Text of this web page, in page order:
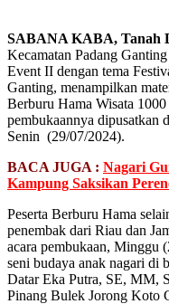
SABANA KABA, Tanah
Kecamatan Padang
Event II dengan tema
Ganting, menampilkan
Berburu Hama Wisata
pembukaannya dipusatkan
Senin (29/07/2024).
BACA JUGA : Nagari
Kampung Saksikan
Peserta Berburu Hama
penembak dari Riau dan
acara pembukaan, Minggu
seni budaya anak nagari di
Datar Eka Putra, SE, MM,
Pinang Bulek Jorong Koto